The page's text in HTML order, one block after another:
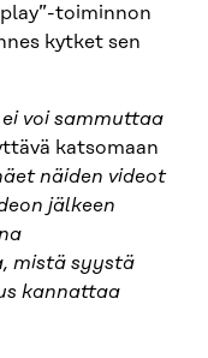
toiminnon
kytket sen
voi sammuttaa
katsomaan
näiden videot
jälkeen
mistä syystä
kannattaa